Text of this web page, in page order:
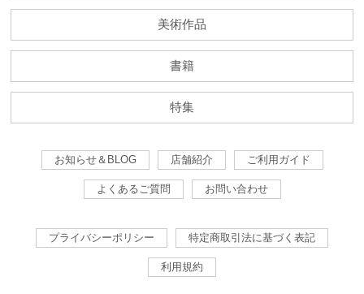
美術作品
書籍
特集
お知らせ＆BLOG 店舗紹介 ご利用ガイド
よくあるご質問 お問い合わせ
プライバシーポリシー 特定商取引法に基づく表記
利用規約